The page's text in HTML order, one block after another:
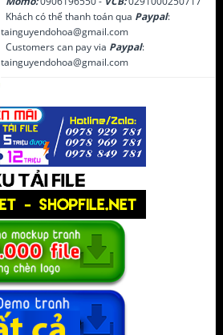
Khách có thể thanh toán qua Paypal:
tainguyendohoa@gmail.com
Customers can pay via Paypal:
tainguyendohoa@gmail.com